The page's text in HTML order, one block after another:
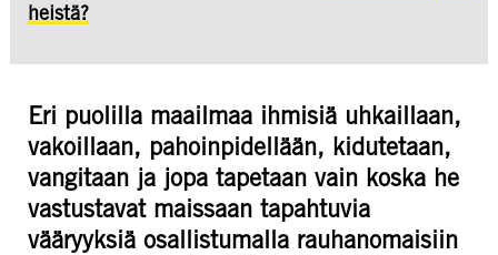
heistä?
Eri puolilla maailmaa ihmisiä uhkaillaan,
vakoillaan, pahoinpidellään, kidutetaan,
vangitaan ja jopa tapetaan vain koska he
vastustavat maissaan tapahtuvia
vääryyksiä osallistumalla rauhanomaisiin